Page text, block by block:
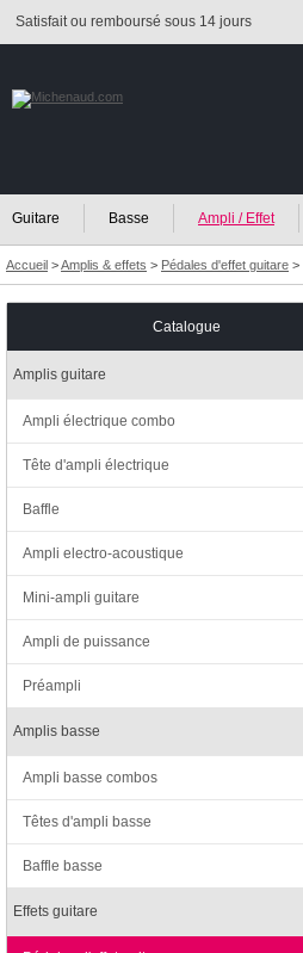
Satisfait ou remboursé sous 14 jours
Guitare Basse Ampli / Effet
Accueil >Amplis & effets > Pédales d'effet guitare >
Catalogue
Amplis guitare
Ampli électrique combo
Tête d'ampli électrique
Baffle
Ampli electro-acoustique
Mini-ampli guitare
Ampli de puissance
Préampli
Amplis basse
Ampli basse combos
Têtes d'ampli basse
Baffle basse
Effets guitare